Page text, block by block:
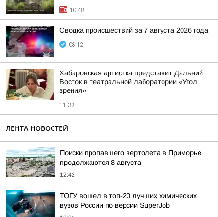
10:48
Сводка происшествий за 7 августа 2026 года
08:12
Хабаровская артистка представит Дальний
Восток в театральной лаборатории «Угол
зрения»
11:33
ЛЕНТА НОВОСТЕЙ
Поиски пропавшего вертолета в Приморье
продолжаются 8 августа
12:42
ТОГУ вошел в топ-20 лучших химических
вузов России по версии SuperJob